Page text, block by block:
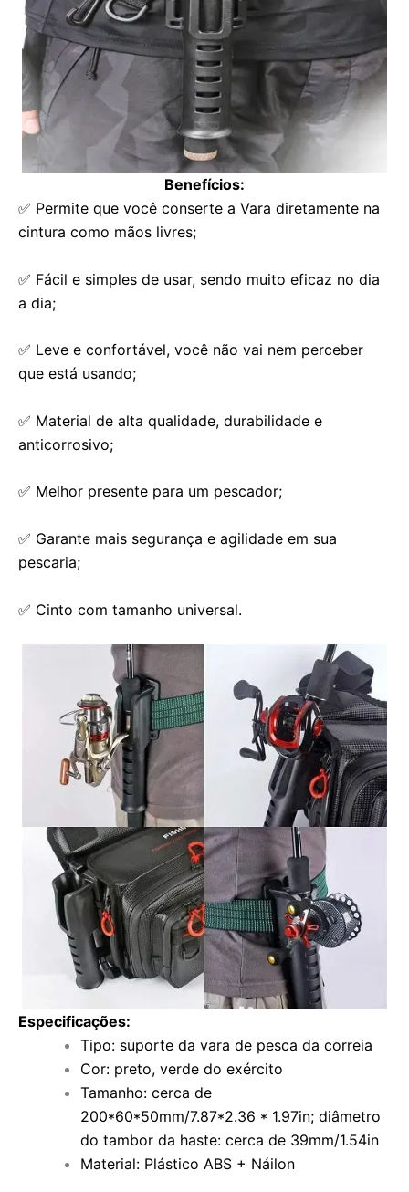
Benefícios:
✅ Permite que você conserte a Vara diretamente na
cintura como mãos livres;
✅ Fácil e simples de usar, sendo muito eficaz no dia
a dia;
✅ Leve e confortável, você não vai nem perceber
que está usando;
✅ Material de alta qualidade, durabilidade e
anticorrosivo;
✅ Melhor presente para um pescador;
✅ Garante mais segurança e agilidade em sua
pescaria;
✅ Cinto com tamanho universal.
Especificações:
Tipo: suporte da vara de pesca da correia
Cor: preto, verde do exército
Tamanho: cerca de
200*60*50mm/7.87*2.36 * 1.97in; diâmetro
do tambor da haste: cerca de 39mm/1.54in
Material: Plástico ABS + Náilon